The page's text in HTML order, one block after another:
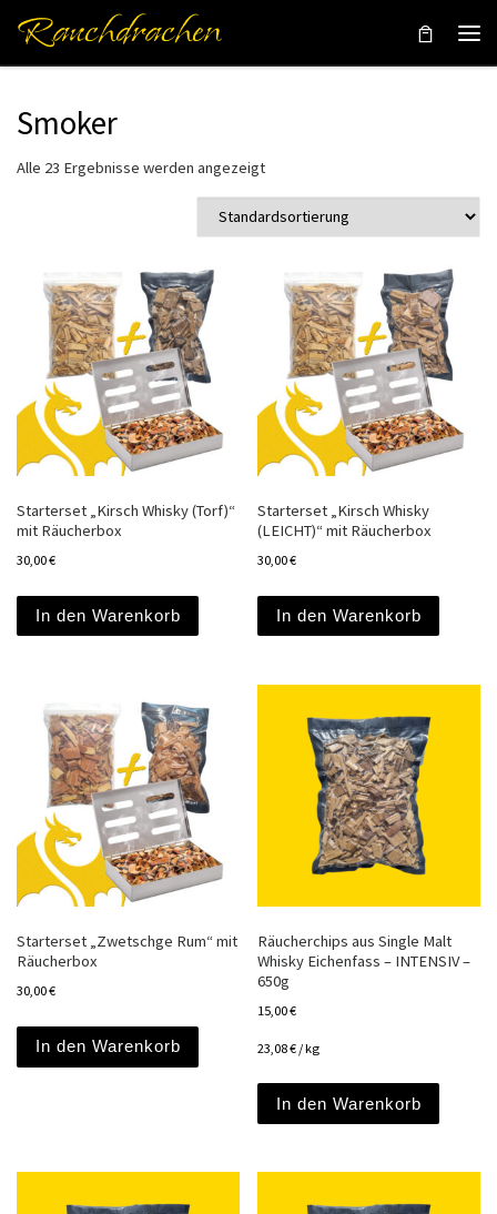
Zum Inhalt springen
Rauchdrachen
Smoker
Alle 23 Ergebnisse werden angezeigt
Starterset „Kirsch Whisky (Torf)“
mit Räucherbox
30,00€
In den Warenkorb
Starterset „Kirsch Whisky
(LEICHT)“ mit Räucherbox
30,00€
In den Warenkorb
Starterset „Zwetschge Rum“ mit
Räucherbox
30,00€
In den Warenkorb
Räucherchips aus Single Malt
Whisky Eichenfass – INTENSIV –
650g
15,00€
23,08€ /kg
In den Warenkorb